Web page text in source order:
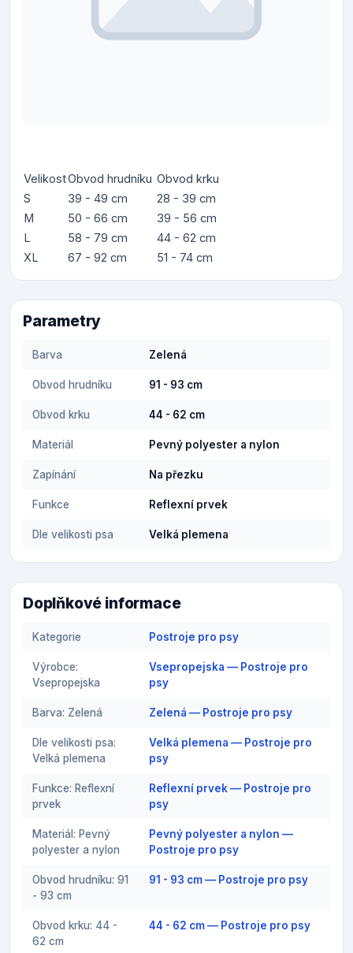
VelikostObvod hrudníku Obvod krku
S
39 - 49 cm
28 - 39 cm
M
50 - 66 cm
39 - 56 cm
L
58 - 79 cm
44 - 62 cm
XL
67 - 92 cm 51 - 74 cm
Parametry
Barva Zelená
Obvod hrudníku 91 - 93 cm
Obvod krku 44 - 62 cm
Materiál Pevný polyester a nylon
Zapínání Na přezku
Funkce Reflexní prvek
Dle velikosti psa Velká plemena
Doplňkové informace
Kategorie Postroje pro psy
Výrobce:
Vsepropejska
Vsepropejska — Postroje pro
psy
Barva: Zelená Zelená — Postroje pro psy
Dle velikosti psa:
Velká plemena
Velká plemena — Postroje pro
psy
Funkce: Reflexní
prvek
Reflexní prvek — Postroje pro
psy
Materiál: Pevný
polyester a nylon
Pevný polyester a nylon —
Postroje pro psy
Obvod hrudníku: 91
- 93 cm
91 - 93 cm — Postroje pro psy
Obvod krku: 44 -
62 cm
44 - 62 cm — Postroje pro psy